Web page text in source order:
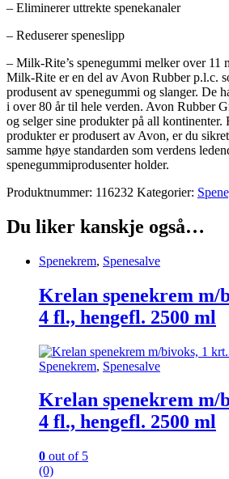
– Eliminerer uttrekte spenekanaler
– Reduserer speneslipp
– Milk-Rite’s spenegummi melker over 11
Milk-Rite er en del av Avon Rubber p.l.c.
produsent av spenegummi og slanger. De
i over 80 år til hele verden. Avon Rubber
og selger sine produkter på all
produkter er produsert av Avon, er du
samme høye standarden som verdens
spenegummiprodusenter holder.
Produktnummer: 116232 Kategorier:
Du liker kanskje også…
Spenekrem, Spenesalve
Krelan spenekrem m/
4 fl., hengefl. 2500 ml
Spenekrem, Spenesalve
Krelan spenekrem m/
4 fl., hengefl. 2500 ml
0 out of 5
(0)